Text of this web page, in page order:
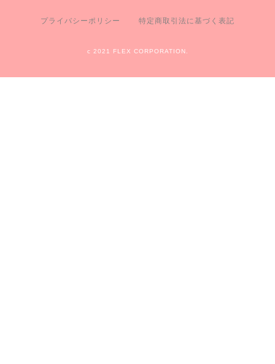
プライバシーポリシー 特定商取引法に基づく表記
c 2021 FLEX CORPORATION.